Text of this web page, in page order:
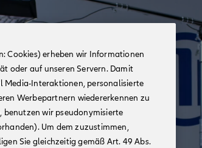
Cookies) erheben wir Informationen
oder auf unseren Servern. Damit
Media-Interaktionen, personalisierte
Werbepartnern wiedererkennen zu
benutzen wir pseudonymisierte
Um dem zuzustimmen,
Sie gleichzeitig gemäß Art. 49 Abs.